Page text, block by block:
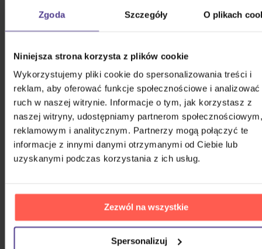
Zgoda Szczegóły O plikach
Niniejsza strona korzysta z plików cookie
Wykorzystujemy pliki cookie do spersonalizowania treści i
reklam, aby oferować funkcje społecznościowe i analizować
ruch w naszej witrynie. Informacje o tym, jak korzystasz z
naszej witryny, udostępniamy partnerom społecznościowym,
reklamowym i analitycznym. Partnerzy mogą połączyć te
informacje z innymi danymi otrzymanymi od Ciebie lub
uzyskanymi podczas korzystania z ich usług.
Zezwól na wszystkie
Spersonalizuj
Engel
4-18 No Chiquitta
4-20 Wenn Ich Dich Verliere
4-21 Hochzeit In Haarlem
4-22 La Mer
4-23 Das Letzte Lied In Dieser Nacht
CD5 Danke Karel! (Remastered)
5-1 Einmal Um Die Ganze Welt
5-2 Srdce Nehasnou
5-3 Weißt Du Wohin (Schiwago Melodie)
5-6 Lady Carneval
5-8 Schicksalsmelodie
5-9 Was Damals War